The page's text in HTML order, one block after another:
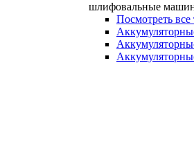
шлифовальные
Посмотреть все